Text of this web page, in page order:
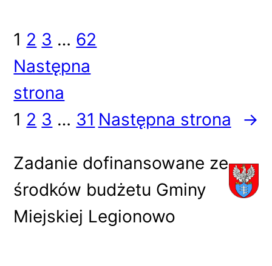
1 2 3 … 62
Następna
strona
1 2 3 … 31 Następna strona →
Zadanie dofinansowane ze
środków budżetu Gminy
Miejskiej Legionowo